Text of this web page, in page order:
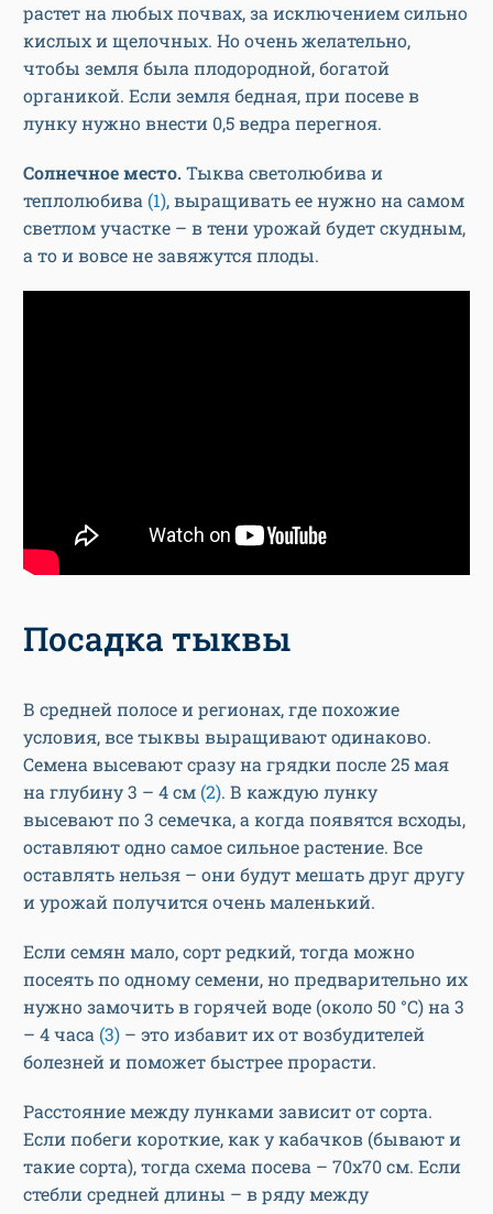
растет на любых почвах, за исключением сильно
кислых и щелочных. Но очень желательно,
чтобы земля была плодородной, богатой
органикой. Если земля бедная, при посеве в
лунку нужно внести 0,5 ведра перегноя.
Солнечное место.Тыква светолюбива и
теплолюбива (1), выращивать ее нужно на самом
светлом участке – в тени урожай будет скудным,
а то и вовсе не завяжутся плоды.
Посадка тыквы
В средней полосе и регионах, где похожие
условия, все тыквы выращивают одинаково.
Семена высевают сразу на грядки после 25 мая
на глубину 3 – 4 см (2). В каждую лунку
высевают по 3 семечка, а когда появятся всходы,
оставляют одно самое сильное растение. Все
оставлять нельзя – они будут мешать друг другу
и урожай получится очень маленький.
Если семян мало, сорт редкий, тогда можно
посеять по одному семени, но предварительно их
нужно замочить в горячей воде (около 50 °С) на 3
– 4 часа (3) – это избавит их от возбудителей
болезней и поможет быстрее прорасти.
Расстояние между лунками зависит от сорта.
Если побеги короткие, как у кабачков (бывают и
такие сорта), тогда схема посева – 70х70 см. Если
стебли средней длины – в ряду между